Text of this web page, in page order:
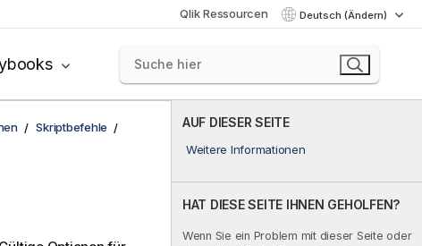
Qlik Ressourcen Deutsch (Ändern)
AUF DIESER SEITE
Weitere Informationen
HAT DIESE SEITE IHNEN GEHOLFEN?
Wenn Sie ein Problem mit dieser Seite oder
Skriptbefehle